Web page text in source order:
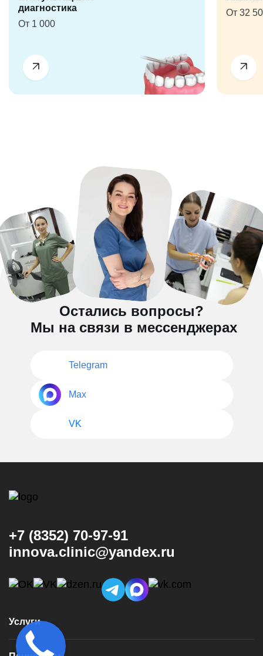
диагностика
От 1 000
От 32
Остались вопросы?
Мы на связи в мессенджерах
Telegram
Max
VK
+7 (8352) 70-97-91
innova.clinic@yandex.ru
Услуги